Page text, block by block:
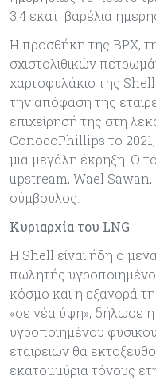
3,4 εκατ. βαρέλια
Η προσθήκη της BPX,
σχιστολιθικών
χαρτοφυλάκιο της
την απόφαση της
επιχείρησή της στη
ConocoPhillips το 2021,
μια μεγάλη έκρηξη. Ο
upstream, Wael Sawan,
σύμβουλος.
Κυριαρχία του LNG
Η Shell είναι ήδη ο
πωλητής
κόσμο και η εξαγορά
«σε νέα ύψη», δήλωσε
υγροποιημένου
εταιρειών θα
εκατομμύρια τόνους